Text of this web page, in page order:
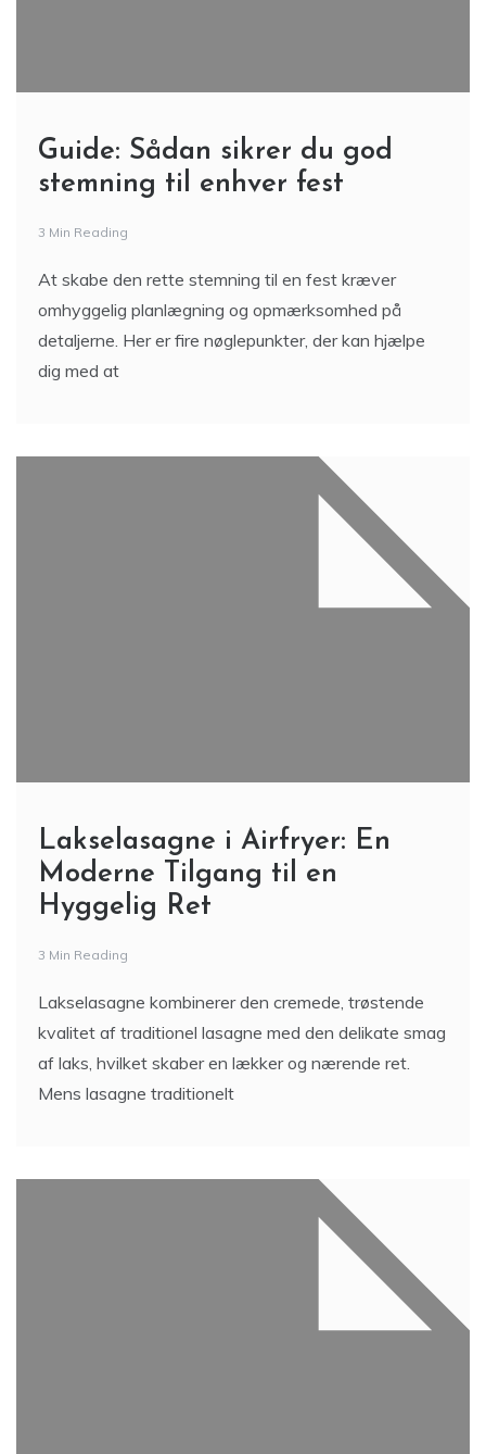
Guide: Sådan sikrer du god
stemning til enhver fest
3 Min Reading
At skabe den rette stemning til en fest kræver
omhyggelig planlægning og opmærksomhed på
detaljerne. Her er fire nøglepunkter, der kan hjælpe
dig med at
Lakselasagne i Airfryer: En
Moderne Tilgang til en
Hyggelig Ret
3 Min Reading
Lakselasagne kombinerer den cremede, trøstende
kvalitet af traditionel lasagne med den delikate smag
af laks, hvilket skaber en lækker og nærende ret.
Mens lasagne traditionelt